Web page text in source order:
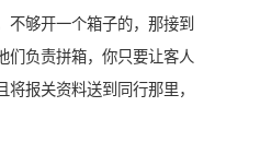
不够开一个箱子的，那接到
们负责拼箱，你只要让客人
报关资料送到同行那里，